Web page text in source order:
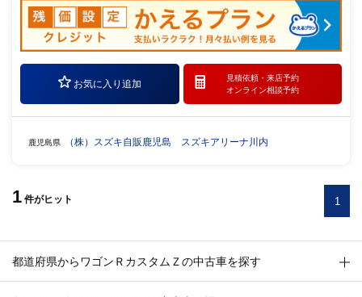
お気に入り追加
見積依頼・ 来店予約
オンライン相談予約
鹿児島県 （株）スズキ自販鹿児島 スズキアリーナ川内
1 件がヒット 1
都道府県からワゴンＲカスタムＺの中古車を探す